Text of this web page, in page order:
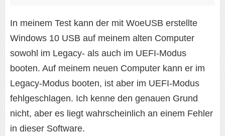
In meinem Test kann der mit WoeUSB erstellte
Windows 10 USB auf meinem alten Computer
sowohl im Legacy- als auch im UEFI-Modus
booten. Auf meinem neuen Computer kann er im
Legacy-Modus booten, ist aber im UEFI-Modus
fehlgeschlagen. Ich kenne den genauen Grund
nicht, aber es liegt wahrscheinlich an einem Fehler
in dieser Software.